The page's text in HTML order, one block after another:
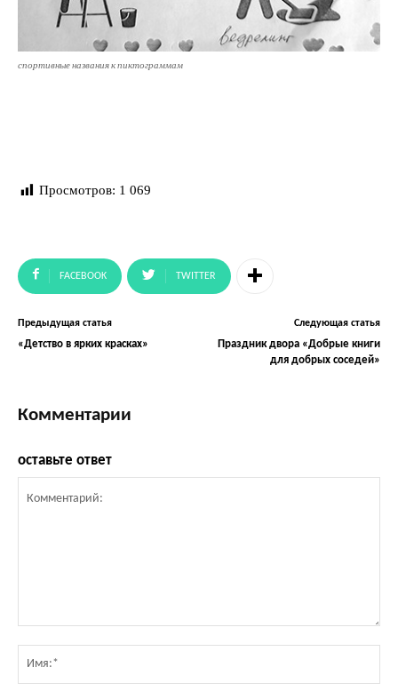
спортивные названия к пиктограммам
Просмотров: 1 069
FACEBOOK TWITTER
Предыдущая статья
«Детство в ярких красках»
Следующая статья
Праздник двора «Добрые книги
для добрых соседей»
Комментарии
оставьте ответ